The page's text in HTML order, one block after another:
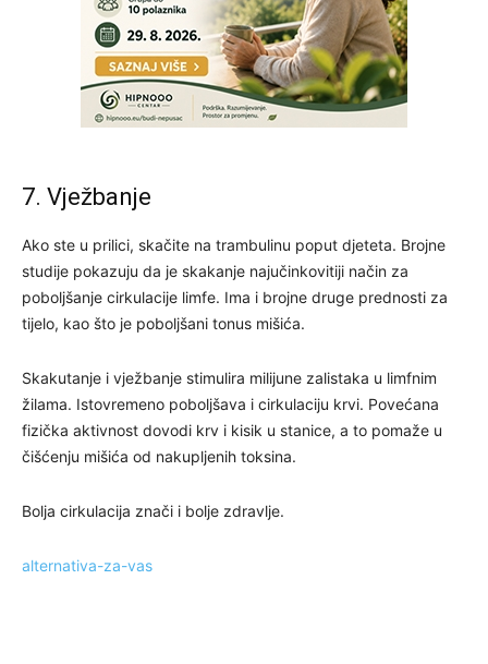
7. Vježbanje
Ako ste u prilici, skačite na trambulinu poput djeteta. Brojne
studije pokazuju da je skakanje najučinkovitiji način za
poboljšanje cirkulacije limfe. Ima i brojne druge prednosti za
tijelo, kao što je poboljšani tonus mišića.
Skakutanje i vježbanje stimulira milijune zalistaka u limfnim
žilama. Istovremeno poboljšava i cirkulaciju krvi. Povećana
fizička aktivnost dovodi krv i kisik u stanice, a to pomaže u
čišćenju mišića od nakupljenih toksina.
Bolja cirkulacija znači i bolje zdravlje.
alternativa-za-vas